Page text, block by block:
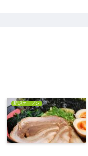
新規オープン